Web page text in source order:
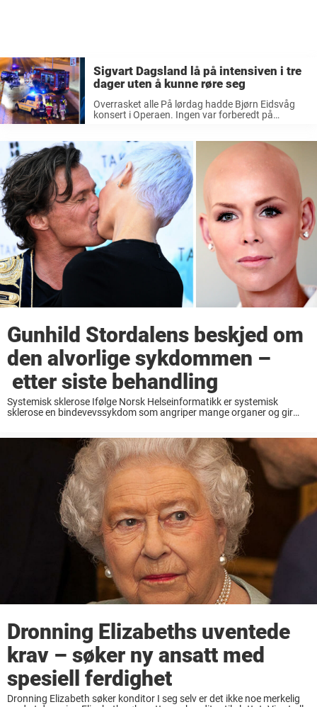
Sigvart Dagsland lå på intensiven i tre
dager uten å kunne røre seg
Overrasket alle På lørdag hadde Bjørn Eidsvåg
konsert i Operaen. Ingen var forberedt på
vært ute av rampelyset etter at ...
Gunhild Stordalens beskjed om
den alvorlige sykdommen –
etter siste behandling
Systemisk sklerose Ifølge Norsk Helseinformatikk er systemisk
sklerose en bindevevssykdom som angriper mange organer og gir
svelgevansker, kortpustethet, irritasjonshoste, brystsmerter,
Dronning Elizabeths uventede
krav – søker ny ansatt med
spesiell ferdighet
Dronning Elizabeth søker konditor I seg selv er det ikke noe merkelig